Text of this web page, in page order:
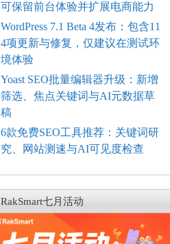
可保留前台体验并扩展电商能力
WordPress 7.1 Beta 4发布：包含11
4项更新与修复，仅建议在测试环
境体验
Yoast SEO批量编辑器升级：新增
筛选、焦点关键词与AI元数据草
稿
6款免费SEO工具推荐：关键词研
究、网站测速与AI可见度检查
RakSmart七月活动